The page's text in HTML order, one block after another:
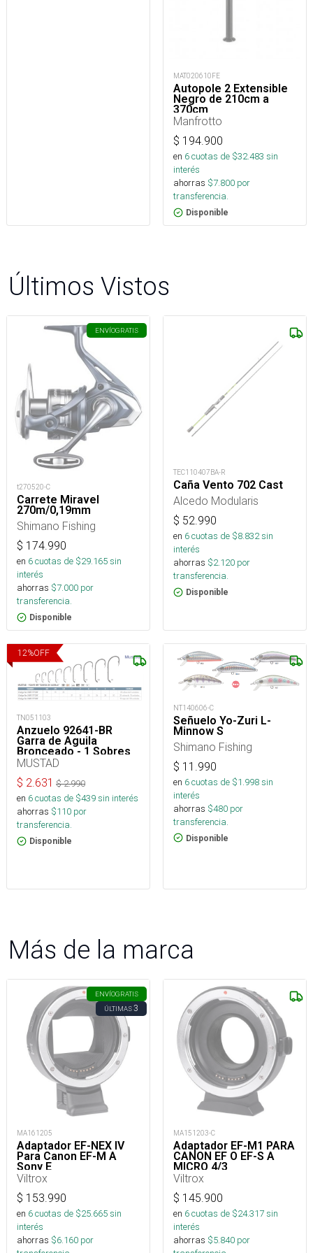
MAT020610FE
Autopole 2 Extensible
Negro de 210cm a
370cm
Manfrotto
$ 194.900
en 6cuotas de $32.483 sin
interés
ahorras $7.800 por
transferencia.
Disponible
Últimos Vistos
ENVÍOGRATIS
t270520-C
Carrete Miravel
270m/0,19mm
Shimano Fishing
$ 174.990
en 6cuotas de $29.165sin
interés
ahorras $7.000 por
transferencia.
Disponible
TEC110407BA-R
Caña Vento 702 Cast
Alcedo Modularis
$ 52.990
en 6cuotas de $8.832sin
interés
ahorras $2.120 por
transferencia.
Disponible
12%OFF
TN051103
Anzuelo 92641-BR
Garra de Aguila
Bronceado - 1 Sobres
de 8 Unidades
MUSTAD
$ 2.631 $2.990
en 6cuotas de $439sin interés
ahorras $110 por
transferencia.
Disponible
NT140606-C
Señuelo Yo-Zuri L-
Minnow S
Shimano Fishing
$ 11.990
en 6cuotas de $1.998sin
interés
ahorras $480 por
transferencia.
Disponible
Más de la marca
ENVÍOGRATIS
ÚLTIMAS3
MA161205
Adaptador EF-NEX IV
Para Canon EF-M A
Sony E
Viltrox
$ 153.990
en 6cuotas de $25.665sin
interés
ahorras $6.160 por
MA151203-C
Adaptador EF-M1 PARA
CANON EF O EF-S A
MICRO 4/3
Viltrox
$ 145.900
en 6cuotas de $24.317sin
interés
ahorras $5.840 por